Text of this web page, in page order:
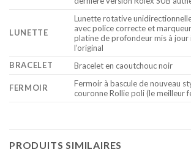
LUNETTE
Lunette rotative
avec police correcte et
platine de profondeur mis à jour
l’original
BRACELET
Bracelet en caoutchouc noir
FERMOIR
Fermoir à bascule de nouveau
couronne Rollie poli (le meilleur
PRODUITS SIMILAIRES